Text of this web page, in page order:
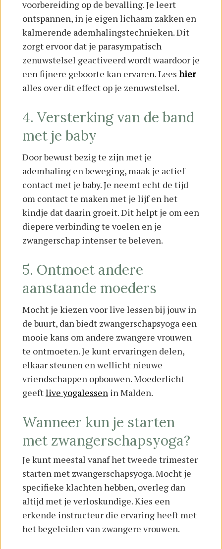
voorbereiding op de bevalling. Je leert
ontspannen, in je eigen lichaam zakken en
kalmerende ademhalingstechnieken. Dit
zorgt ervoor dat je parasympatisch
zenuwstelsel geactiveerd wordt waardoor je
een fijnere geboorte kan ervaren. Lees hier
alles over dit effect op je zenuwstelsel.
4. Versterking van de band
met je baby
Door bewust bezig te zijn met je
ademhaling en beweging, maak je actief
contact met je baby. Je neemt echt de tijd
om contact te maken met je lijf en het
kindje dat daarin groeit. Dit helpt je om een
diepere verbinding te voelen en je
zwangerschap intenser te beleven.
5. Ontmoet andere
aanstaande moeders
Mocht je kiezen voor live lessen bij jouw in
de buurt, dan biedt zwangerschapsyoga een
mooie kans om andere zwangere vrouwen
te ontmoeten. Je kunt ervaringen delen,
elkaar steunen en wellicht nieuwe
vriendschappen opbouwen. Moederlicht
geeftlive yogalessen in Malden.
Wanneer kun je starten
met zwangerschapsyoga?
Je kunt meestal vanaf het tweede trimester
starten met zwangerschapsyoga. Mocht je
specifieke klachten hebben, overleg dan
altijd met je verloskundige. Kies een
erkende instructeur die ervaring heeft met
het begeleiden van zwangere vrouwen.